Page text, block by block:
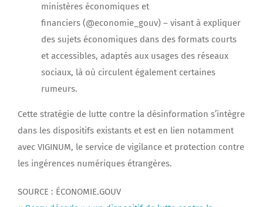
ministères économiques et
financiers (@economie_gouv) – visant à expliquer
des sujets économiques dans des formats courts
et accessibles, adaptés aux usages des réseaux
sociaux, là où circulent également certaines
rumeurs.
Cette stratégie de lutte contre la désinformation s’intègre
dans les dispositifs existants et est en lien notamment
avec VIGINUM, le service de vigilance et protection contre
les ingérences numériques étrangères.
SOURCE : ÉCONOMIE.GOUV